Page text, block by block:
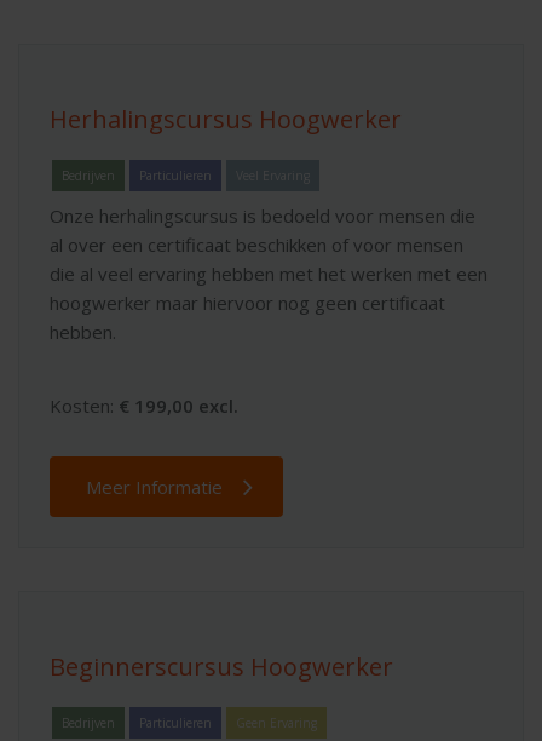
Herhalingscursus Hoogwerker
Bedrijven Particulieren Veel Ervaring
Onze herhalingscursus is bedoeld voor mensen die
al over een certificaat beschikken of voor mensen
die al veel ervaring hebben met het werken met een
hoogwerker maar hiervoor nog geen certificaat
hebben.
Kosten: € 199,00 excl.
Meer Informatie
Beginnerscursus Hoogwerker
Bedrijven Particulieren Geen Ervaring